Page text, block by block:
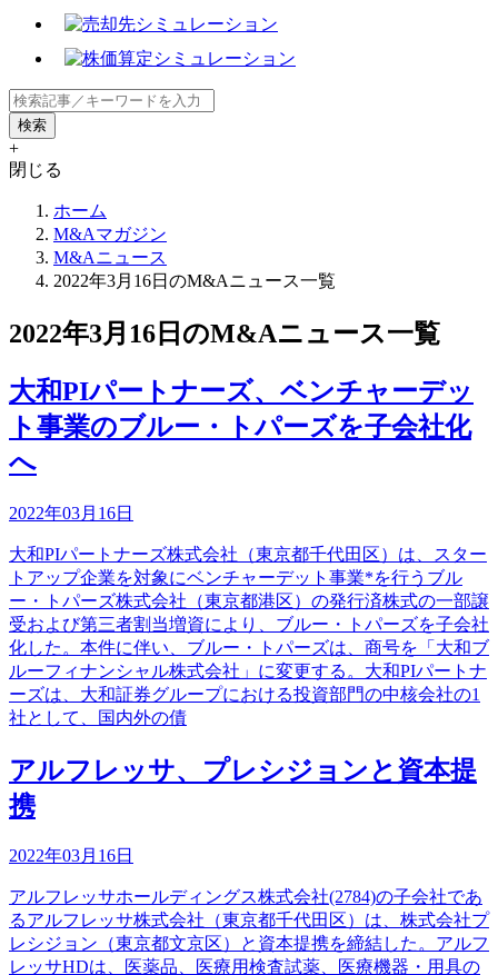
+
閉じる
ホーム
M&Aマガジン
M&Aニュース
2022年3月16日のM&Aニュース一覧
2022年3月16日のM&Aニュース一覧
大和PIパートナーズ、ベンチャーデッ
ト事業のブルー・トパーズを子会社化
へ
2022年03月16日
大和PIパートナーズ株式会社（東京都千代田区）は、スター
トアップ企業を対象にベンチャーデット事業*を行うブル
ー・トパーズ株式会社（東京都港区）の発行済株式の一部譲
受および第三者割当増資により、ブルー・トパーズを子会社
化した。本件に伴い、ブルー・トパーズは、商号を「大和ブ
ルーフィナンシャル株式会社」に変更する。大和PIパートナ
ーズは、大和証券グループにおける投資部門の中核会社の1
社として、国内外の債
アルフレッサ、プレシジョンと資本提
携
2022年03月16日
アルフレッサホールディングス株式会社(2784)の子会社であ
るアルフレッサ株式会社（東京都千代田区）は、株式会社プ
レシジョン（東京都文京区）と資本提携を締結した。アルフ
レッサHDは、医薬品、医療用検査試薬、医療機器・用具の